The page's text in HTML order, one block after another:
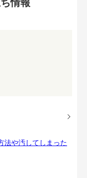
情報
法や汚してしまった